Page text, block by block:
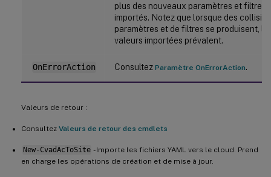
plus des nouveaux paramètres et filtres
importés. Notez que lorsque des
paramètres et de filtres se produisent,
valeurs importées prévalent.
OnErrorAction Consultez Paramètre OnErrorAction.
Valeurs de retour :
Consultez Valeurs de retour des cmdlets
New-CvadAcToSite - Importe les fichiers YAML vers le cloud. Prend
en charge les opérations de création et de mise à jour.